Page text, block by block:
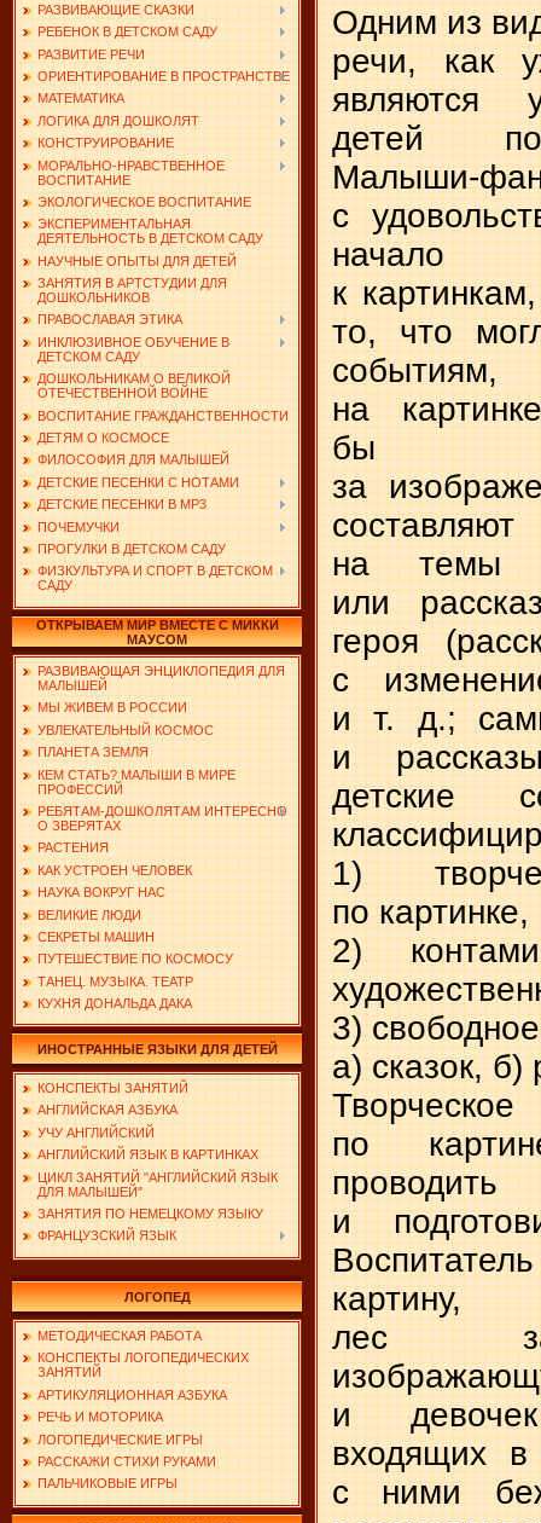
РАЗВИВАЮЩИЕ СКАЗКИ
РЕБЕНОК В ДЕТСКОМ САДУ
РАЗВИТИЕ РЕЧИ
ОРИЕНТИРОВАНИЕ В ПРОСТРАНСТВЕ
МАТЕМАТИКА
ЛОГИКА ДЛЯ ДОШКОЛЯТ
КОНСТРУИРОВАНИЕ
МОРАЛЬНО-НРАВСТВЕННОЕ
ВОСПИТАНИЕ
ЭКОЛОГИЧЕСКОЕ ВОСПИТАНИЕ
ЭКСПЕРИМЕНТАЛЬНАЯ
ДЕЯТЕЛЬНОСТЬ В ДЕТСКОМ САДУ
НАУЧНЫЕ ОПЫТЫ ДЛЯ ДЕТЕЙ
ЗАНЯТИЯ В АРТСТУДИИ ДЛЯ
ДОШКОЛЬНИКОВ
ПРАВОСЛАВАЯ ЭТИКА
ИНКЛЮЗИВНОЕ ОБУЧЕНИЕ В
ДЕТСКОМ САДУ
ДОШКОЛЬНИКАМ О ВЕЛИКОЙ
ОТЕЧЕСТВЕННОЙ ВОЙНЕ
ВОСПИТАНИЕ ГРАЖДАНСТВЕННОСТИ
ДЕТЯМ О КОСМОСЕ
ФИЛОСОФИЯ ДЛЯ МАЛЫШЕЙ
ДЕТСКИЕ ПЕСЕНКИ С НОТАМИ
ДЕТСКИЕ ПЕСЕНКИ В MP3
ПОЧЕМУЧКИ
ПРОГУЛКИ В ДЕТСКОМ САДУ
ФИЗКУЛЬТУРА И СПОРТ В ДЕТСКОМ
САДУ
ОТКРЫВАЕМ МИР ВМЕСТЕ С МИККИ
МАУСОМ
РАЗВИВАЮЩАЯ ЭНЦИКЛОПЕДИЯ ДЛЯ
МАЛЫШЕЙ
МЫ ЖИВЕМ В РОССИИ
УВЛЕКАТЕЛЬНЫЙ КОСМОС
ПЛАНЕТА ЗЕМЛЯ
КЕМ СТАТЬ? МАЛЫШИ В МИРЕ
ПРОФЕССИЙ
РЕБЯТАМ-ДОШКОЛЯТАМ ИНТЕРЕСНО
О ЗВЕРЯТАХ
РАСТЕНИЯ
КАК УСТРОЕН ЧЕЛОВЕК
НАУКА ВОКРУГ НАС
ВЕЛИКИЕ ЛЮДИ
СЕКРЕТЫ МАШИН
ПУТЕШЕСТВИЕ ПО КОСМОСУ
ТАНЕЦ. МУЗЫКА. ТЕАТР
КУХНЯ ДОНАЛЬДА ДАКА
ИНОСТРАННЫЕ ЯЗЫКИ ДЛЯ ДЕТЕЙ
КОНСПЕКТЫ ЗАНЯТИЙ
АНГЛИЙСКАЯ АЗБУКА
УЧУ АНГЛИЙСКИЙ
АНГЛИЙСКИЙ ЯЗЫК В КАРТИНКАХ
ЦИКЛ ЗАНЯТИЙ "АНГЛИЙСКИЙ ЯЗЫК
ДЛЯ МАЛЫШЕЙ"
ЗАНЯТИЯ ПО НЕМЕЦКОМУ ЯЗЫКУ
ФРАНЦУЗСКИЙ ЯЗЫК
ЛОГОПЕД
МЕТОДИЧЕСКАЯ РАБОТА
КОНСПЕКТЫ ЛОГОПЕДИЧЕСКИХ
ЗАНЯТИЙ
АРТИКУЛЯЦИОННАЯ АЗБУКА
РЕЧЬ И МОТОРИКА
ЛОГОПЕДИЧЕСКИЕ ИГРЫ
РАССКАЖИ СТИХИ РУКАМИ
ПАЛЬЧИКОВЫЕ ИГРЫ
Одним из
речи, как
являются
детей
Малыши-
с
к
то, что
на
бы
за
на темы
или
героя
с
и т. д.;
и
детские
1)
по картинке,
2)
3)
а) сказок, б)
по
и
лес за
и
входящих в
с ними